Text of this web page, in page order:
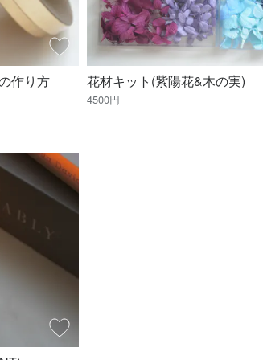
作り方 花材キット(紫陽花&木の実)
4500円